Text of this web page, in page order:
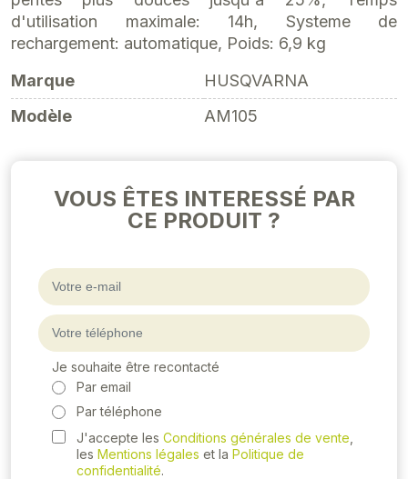
d'utilisation maximale: 14h, Systeme de
rechargement: automatique, Poids: 6,9 kg
Marque
HUSQVARNA
Modèle
AM105
VOUS ÊTES INTERESSÉ PAR
CE PRODUIT ?
Je souhaite être recontacté
Par email
Par téléphone
J'accepte les Conditions générales de vente
les Mentions légales et la Politique de
confidentialité.